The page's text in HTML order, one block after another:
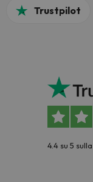
Trustpilot
4.4 su 5